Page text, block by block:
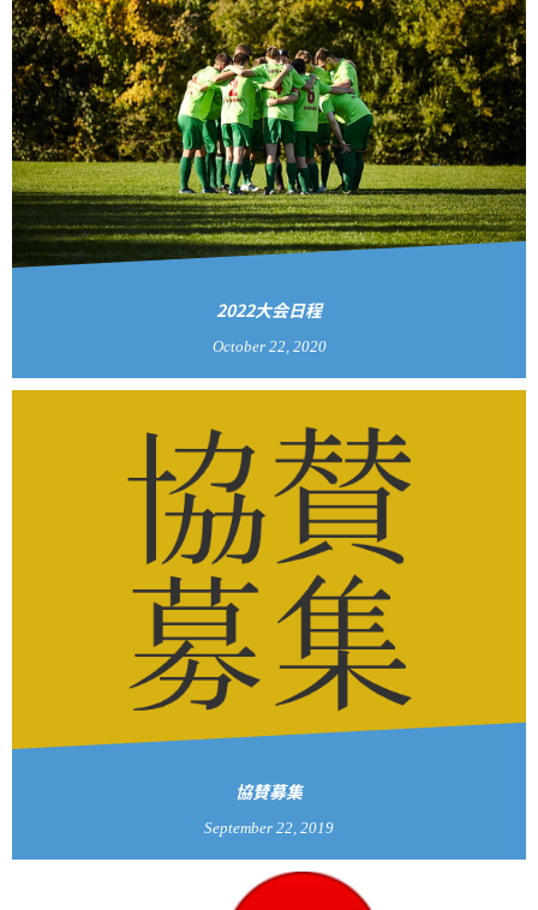
2022大会日程
October 22, 2020
協賛募集
September 22 2019